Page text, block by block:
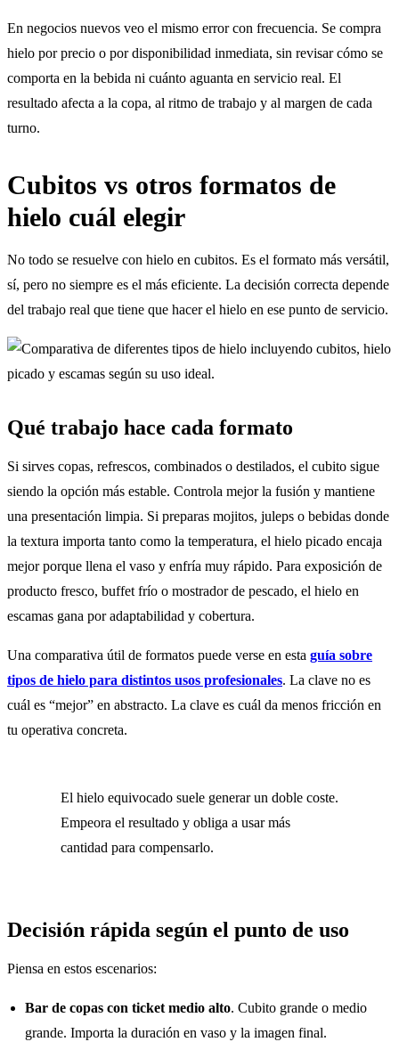
En negocios nuevos veo el mismo error con frecuencia. Se compra
hielo por precio o por disponibilidad inmediata, sin revisar cómo se
comporta en la bebida ni cuánto aguanta en servicio real. El
resultado afecta a la copa, al ritmo de trabajo y al margen de cada
turno.
Cubitos vs otros formatos de
hielo cuál elegir
No todo se resuelve con hielo en cubitos. Es el formato más versátil,
sí, pero no siempre es el más eficiente. La decisión correcta depende
del trabajo real que tiene que hacer el hielo en ese punto de servicio.
Qué trabajo hace cada formato
Si sirves copas, refrescos, combinados o destilados, el cubito sigue
siendo la opción más estable. Controla mejor la fusión y mantiene
una presentación limpia. Si preparas mojitos, juleps o bebidas donde
la textura importa tanto como la temperatura, el hielo picado encaja
mejor porque llena el vaso y enfría muy rápido. Para exposición de
producto fresco, buffet frío o mostrador de pescado, el hielo en
escamas gana por adaptabilidad y cobertura.
Una comparativa útil de formatos puede verse en esta guía sobre
tipos de hielo para distintos usos profesionales. La clave no es
cuál es “mejor” en abstracto. La clave es cuál da menos fricción en
tu operativa concreta.
El hielo equivocado suele generar un doble coste.
Empeora el resultado y obliga a usar más
cantidad para compensarlo.
Decisión rápida según el punto de uso
Piensa en estos escenarios:
Bar de copas con ticket medio alto. Cubito grande o medio
grande. Importa la duración en vaso y la imagen final.